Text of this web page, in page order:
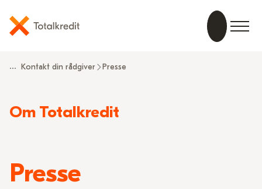
... Kontakt din rådgiver Presse
Læs
Om Totalkredit
Presse